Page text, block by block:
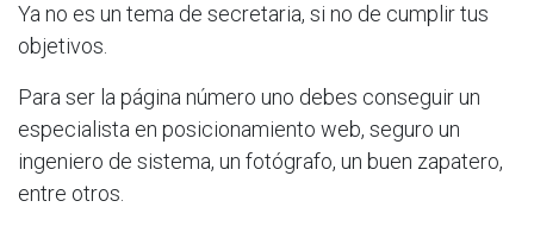
Ya no es un tema de secretaria, si no de cumplir tus
objetivos.
Para ser la página número uno debes conseguir un
especialista en posicionamiento web, seguro un
ingeniero de sistema, un fotógrafo, un buen zapatero,
entre otros.